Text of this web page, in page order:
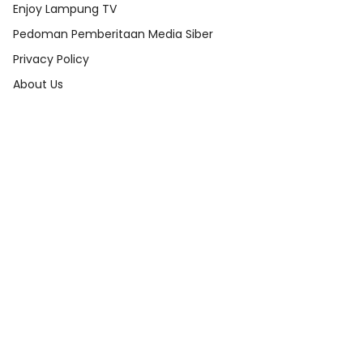
Enjoy Lampung TV
Pedoman Pemberitaan Media Siber
Privacy Policy
About Us